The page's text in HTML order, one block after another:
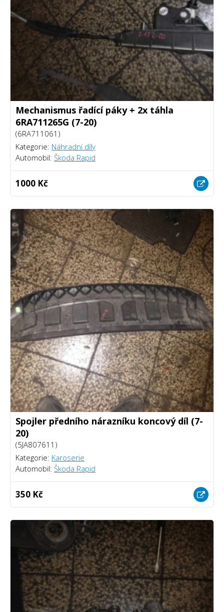
Mechanismus řadící páky + 2x táhla
6RA711265G (7-20)
(6RA711061)
Kategorie: Náhradní díly
Automobil: Škoda Rapid
1000 Kč
Spojler předního nárazníku koncový díl (7-
20)
(5JA807611)
Kategorie: Karoserie
Automobil: Škoda Rapid
350 Kč